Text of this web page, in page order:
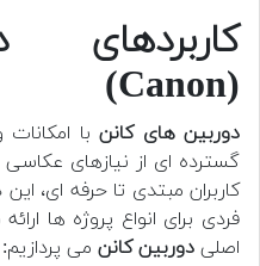
کاربردهای
(Canon)
دوربین های کانن با
گسترده ای از نیازهای عکاسی
کاربران مبتدی تا حرفه ای،
فردی برای انواع پروژه ها
اصلی دوربین کانن می پردازیم: